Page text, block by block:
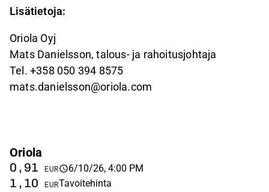
Lisätietoja:
Oriola Oyj
Mats Danielsson,talous- ja rahoitusjohtaja
Tel. +358 050 394 8575
mats.danielsson@oriola.com
Oriola
0,91 EUR 6/10/26, 4:00 PM
1,10 EURTavoitehinta